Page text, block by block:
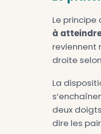
Une
projet
Le
d’un